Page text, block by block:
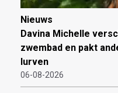
Nieuws
Davina Michelle
zwembad en pakt
lurven
06-08-2026